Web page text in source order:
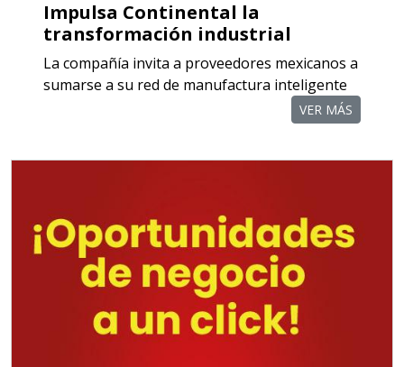
Impulsa Continental la
transformación industrial
La compañía invita a proveedores mexicanos a
sumarse a su red de manufactura inteligente
VER MÁS